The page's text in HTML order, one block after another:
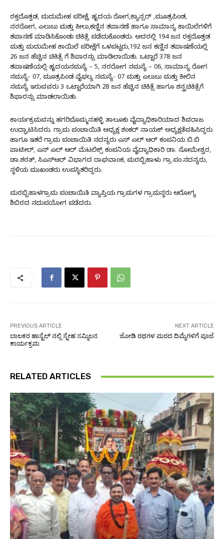
ರಕ್ತದೊತ್ತಡ, ಮದುಮೇಹ ಪರೀಕ್ಷೆ, ಹೃದಯ ರೋಗ,ಕ್ಯಾನ್ಸರ್ ,ಮೂತ್ರಪಿಂಡ,
ನರರೋಗ, ಎಲುಬು ಮತ್ತು ಕೀಲು,ಕಣ್ಣಿನ ತಪಾಸಣೆ ಹಾಗೂ ಸಾಮಾನ್ಯ ಕಾಯಿಲೆಗಳಿಗೆ
ತಪಾಸಣೆ ಮಾಡಿಸಿಕೊಂಡು ಚಿಕಿತ್ಸೆ ಪಡೆದುಕೊಂಡರು. ಅದರಲ್ಲಿ 194 ಜನ ರಕ್ತದೊತ್ತಡ
ಮತ್ತು ಮದುಮೇಹ ಕಾಯಿಲೆ ಪರೀಕ್ಷೆಗೆ ಒಳಪಟ್ಟರು,192 ಜನ ಕಣ್ಣಿನ ತಪಾಷಣೆಯಲ್ಲಿ
26 ಜನ ಹೆಚ್ಚಿನ ಚಿಕಿತ್ಸೆ ಗೆ ಶಿಪಾರಸ್ಸು ಮಾಡಿಲಾಯಿತು. ಒಟ್ಟಾರೆ 378 ಜನ
ತಪಾಷಣೆಯಲ್ಲಿ ಹೃದಯಸಮಸ್ಯೆ – 5, ನರರೋಗ ಸಮಸ್ಯೆ – 06, ಸಾಮಾನ್ಯ ರೋಗ
ಸಮಸ್ಯೆ- 07, ಮೂತ್ರಪಿಂಡ ವೈಫಲ್ಯ ಸಮಸ್ಯೆ- 07 ಮತ್ತು ಎಲುಬು ಮತ್ತು ಕೀಲಿನ
ಸಮಸ್ಯೆ ಇರುವವರು 3 ಒಟ್ಟಾರೆಯಾಗಿ 28 ಜನ ಹೆಚ್ಚಿನ ಚಿಕಿತ್ಸೆ ಹಾಗೂ ಶಸ್ತ್ರಚಿಕಿತ್ಸೆಗೆ
ಶಿಫಾರಸ್ಸು ಮಾಡಲಾಯಿತು.
ಕಾರ್ಯಕ್ರಮವನ್ನು ಹಗರಿಬೊಮ್ಮನಹಳ್ಳಿ ತಾಲೂಕು ವೈದ್ಯಾಧಿಕಾರಿಯಾದ ಶಿವರಾಜ
ಉದ್ಘಾಟಿಸಿದರು. ಗ್ರಾಮ ಪಂಚಾಯಿತಿ ಅಧ್ಯಕ್ಷ ಶಂಕರ್ ನಾಯಕ್ ಅಧ್ಯಕ್ಷತೆವಹಿಸಿದ್ದರು
ಹಾಗೂ ಇತರೆ ಗ್ರಾಮ ಪಂಚಾಯಿತಿ ಸದಸ್ಯರು ಎಸ್ ಎಲ್ ಆರ್ ಕಂಪನಿಯ ಬಿ.ಬಿ
ಪಾಟೀಲ್, ಎಸ್ ಎಲ್ ಆರ್ ಮೆಟಲಿಕ್ಸ್ ಕಂಪನಿಯ ವೈದ್ಯಾಧಿಕಾರಿ ಡಾ. ಸೋಮೇಶ್ವರ,
ಡಾ.ಶರತ್, ಸಿಎಸ್ಆರ್ ವಿಭಾಗದ ರಾಘವಾಂಕ, ಮರಬ್ಬಿಹಾಳು ಗ್ರಾ.ಪಂ.ಸದಸ್ಯರು,
ಸ್ಥಳಿಯ ಮುಖಂಡರು ಉಪಸ್ಥಿತರಿದ್ದರು.
ಮರಬ್ಬಿಹಾಳಗ್ರಾಮ ಪಂಚಾಯಿತಿ ವ್ಯಾಪ್ತಿಯ ಗ್ರಾಮಗಳ ಗ್ರಾಮಸ್ಥರು ಆರೋಗ್ಯ
ಶಿಬಿರದ ಸದುಪಯೋಗ ಪಡೆದರು.
PREVIOUS ARTICLE
ಬಾಲಕರ ಹಾಸ್ಟೆಲ್ ನಲ್ಲಿ ಸ್ನೇಹ ಸಮ್ಮಿಲನ
ಕಾರ್ಯಕ್ರಮ
NEXT ARTICLE
ಜೋಡಿ ರಥಗಳ ಮರದ ದಿಮ್ಮೆಗಳಿಗೆ ಪೂಜೆ
RELATED ARTICLES